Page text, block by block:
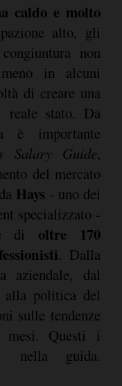
caldo e molto
alto, gli
non
in alcuni
di creare una
stato. Da
è importante
Salary Guide,
del mercato
Hays - uno dei
specializzato -
di oltre 170
. Dalla
aziendale, dal
politica del
sulle tendenze
mesi. Questi i
nella guida.